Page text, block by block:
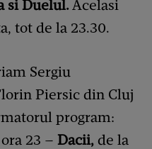
si Duelul. Acelasi
tot de la 23.30.
Sergiu
Piersic din Cluj
program:
23 – Dacii, de la